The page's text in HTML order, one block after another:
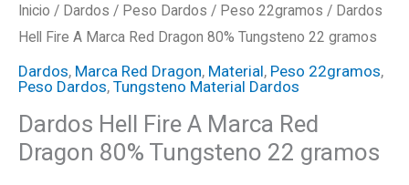
Inicio / Dardos / Peso Dardos / Peso 22gramos / Dardos
Hell Fire A Marca Red Dragon 80% Tungsteno 22 gramos
Dardos, Marca Red Dragon, Material, Peso 22gramos,
Peso Dardos, Tungsteno Material Dardos
Dardos Hell Fire A Marca Red
Dragon 80% Tungsteno 22 gramos